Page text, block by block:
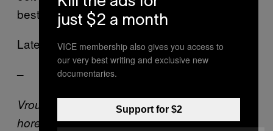
bestaan.”
Laten we het hopen.
–
Vrouwen praten misschien veel, maar we
horen ze te weinig. Daarom is Broadly
just $2 a month
VICE membership also gives you access to
our very best writing and exclusive new
documentaries.
Support for $2